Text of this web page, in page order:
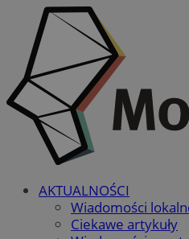
AKTUALNOŚCI
Wiadomości
Ciekawe artykuły